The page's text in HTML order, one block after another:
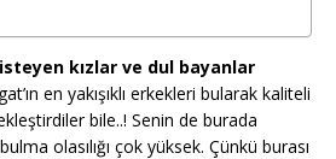
kızlar ve dul bayanlar
en yakışıklı erkekleri bularak kaliteli
bile..! Senin de burada
olasılığı çok yüksek. Çünkü burası